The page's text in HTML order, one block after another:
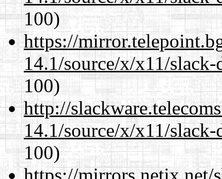
100)
https://
14.1/source/x/x11/
100)
http://
14.1/source/x/x11/
100)
https://mirrors.netix.net/